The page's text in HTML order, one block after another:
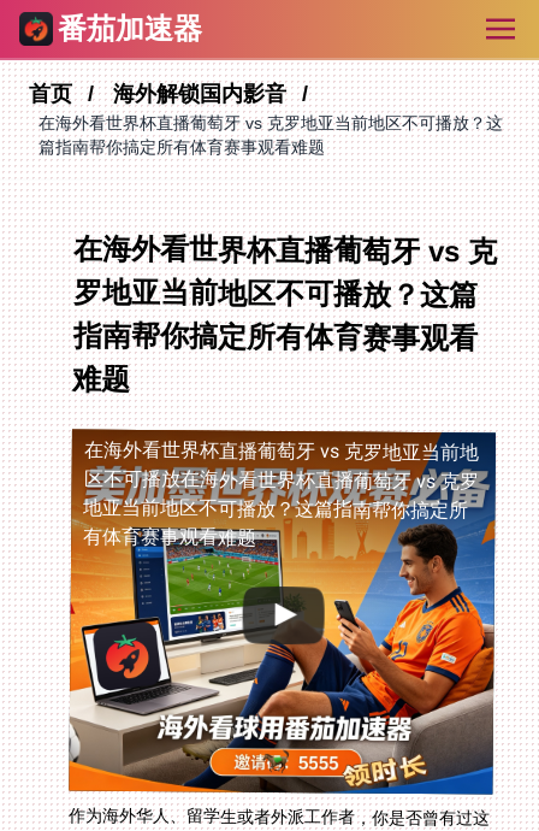
番茄加速器
首页 海外解锁国内影音
在海外看世界杯直播葡萄牙 vs 克罗地亚当前地区不可播放？这
篇指南帮你搞定所有体育赛事观看难题
在海外看世界杯直播葡萄牙 vs 克
罗地亚当前地区不可播放？这篇
指南帮你搞定所有体育赛事观看
难题
在海外看世界杯直播葡萄牙 vs 克罗地亚当前地
区不可播放在海外看世界杯直播葡萄牙 vs 克罗
地亚当前地区不可播放？这篇指南帮你搞定所
有体育赛事观看难题
作为海外华人、留学生或者外派工作者，你是否曾有过这
样的经历：打开国内某直播平台想看世界杯葡萄牙vs克罗
地亚的焦点战，屏幕上却弹出“当前地区不可播放”的提
示？或者在海外怎么看欧洲杯时，翻遍了所有能找到的平
台，要么没有中文解说，要么画面模糊卡顿？其实这一切
的根源，都是国内体育平台的版权限制——大部分赛事内
容只授权在中国大陆境内播放，海外IP自然无法访问。别
着急，这篇指南会带你了解如何用合适的回国加速器突破
这些限制，不仅能解决在国外看世界杯秘鲁vs挪威无法播
放、在国外看世界杯沙特vs乌拉圭无法播放的问题，还能
让你享受稳定流畅的中文解说和高清画面，仿佛随时都在